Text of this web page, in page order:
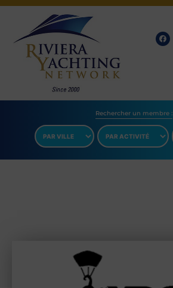
Rechercher un membre​ :